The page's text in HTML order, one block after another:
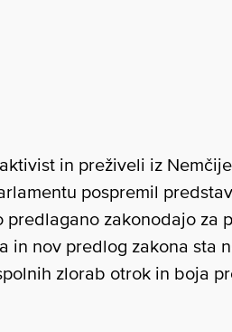
in preživeli iz
pospremil
zakonodajo za
in nov predlog zakona sta
zlorab otrok in boja